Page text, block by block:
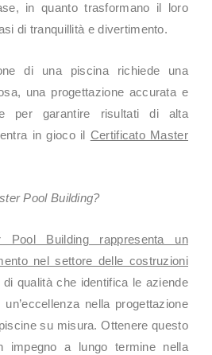
in quanto trasformano il loro
di tranquillità e divertimento.
di una piscina richiede una
una progettazione accurata e
per garantire risultati di alta
in gioco il Certificato Master
Pool Building?
Pool Building rappresenta un
nel settore delle costruzioni
di qualità che identifica le aziende
nella progettazione
su misura. Ottenere questo
impegno a lungo termine nella